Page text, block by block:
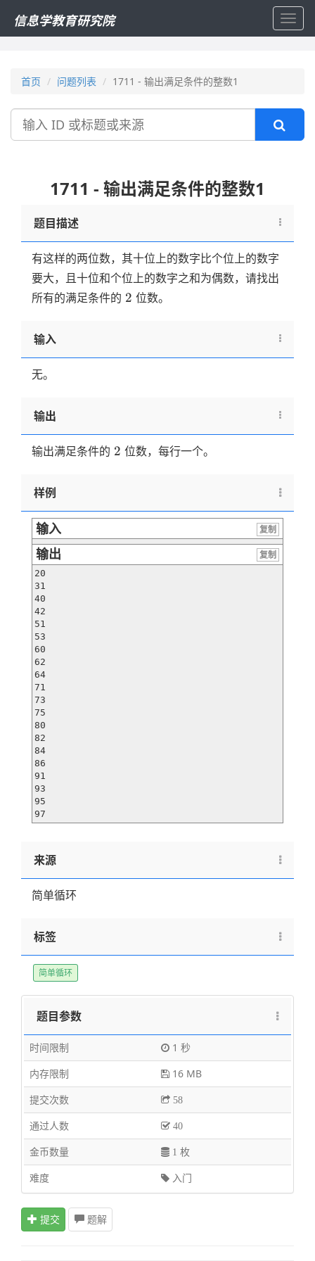
信息学教育研究院
首页 问题列表 1711 - 输出满足条件的整数1
搜
1711 - 输出满足条件的整数1
题目描述
有这样的两位数，其十位上的数字比个位上的数字
要大，且十位和个位上的数字之和为偶数，请找出
所有的满足条件的 2
2 位数。
输入
无。
输出
输出满足条件的 2
2 位数，每行一个。
样例
输入 复制
输出
复制
20
31
40
42
51
53
60
62
64
71
73
75
80
82
84
86
91
93
95
97
来源
简单循环
标签
简单循环
题目参数
时间限制
1 秒
内存限制
16 MB
提交次数
58
通过人数 40
金币数量 1 枚
难度 入门
提交 题解